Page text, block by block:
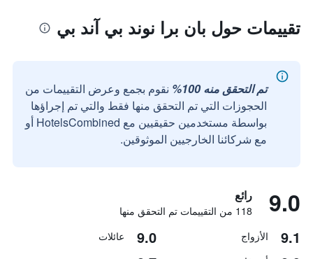
تقييمات حول بان برا نوند بي آند بي
تم التحقق منه 100%
نقوم بجمع وعرض التقييمات من
الحجوزات التي تم التحقق منها فقط والتي تم إجراؤها
بواسطة مستخدمين حقيقيين مع HotelsCombined أو
مع شركائنا الخارجيين الموثوقين.
9.0 رائع
118 من التقييمات تم التحقق منها
9.1 الأزواج 9.0 عائلات